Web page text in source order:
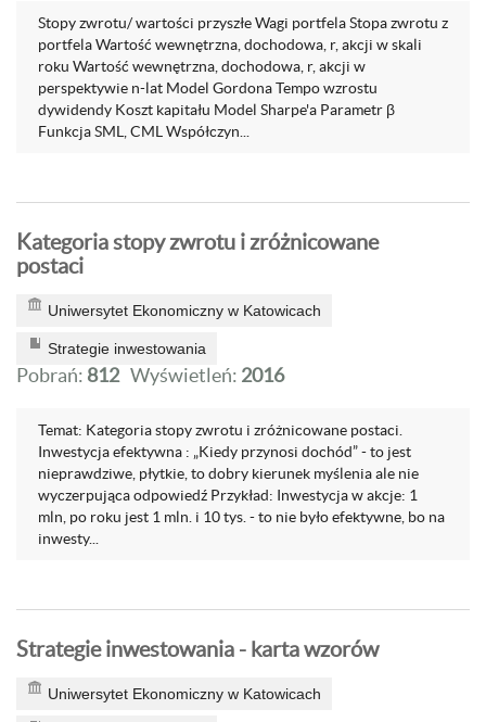
Stopy zwrotu/ wartości przyszłe Wagi portfela Stopa zwrotu z
portfela Wartość wewnętrzna, dochodowa, r, akcji w skali
roku Wartość wewnętrzna, dochodowa, r, akcji w
perspektywie n-lat Model Gordona Tempo wzrostu
dywidendy Koszt kapitału Model Sharpe'a Parametr β
Funkcja SML, CML Współczyn...
Kategoria stopy zwrotu i zróżnicowane
postaci
Uniwersytet Ekonomiczny w Katowicach
Strategie inwestowania
Pobrań: 812 Wyświetleń: 2016
Temat: Kategoria stopy zwrotu i zróżnicowane postaci.
Inwestycja efektywna : „Kiedy przynosi dochód” - to jest
nieprawdziwe, płytkie, to dobry kierunek myślenia ale nie
wyczerpująca odpowiedź Przykład: Inwestycja w akcje: 1
mln, po roku jest 1 mln. i 10 tys. - to nie było efektywne, bo na
inwesty...
Strategie inwestowania - karta wzorów
Uniwersytet Ekonomiczny w Katowicach